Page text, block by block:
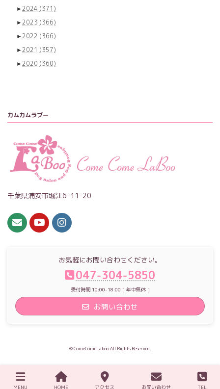
►2024 (371)
►2023 (366)
►2022 (366)
►2021 (357)
►2020 (360)
カムカムラブー
千葉県浦安市堀江6-11-20
お気軽にお問い合わせください。
047-304-5850
受付時間 10:00-18:00 [ 年中無休 ]
お問い合わせ
© ComeComeLaboo All Rights Reserved.
MENU HOME アクセス お問い合わせ TEL